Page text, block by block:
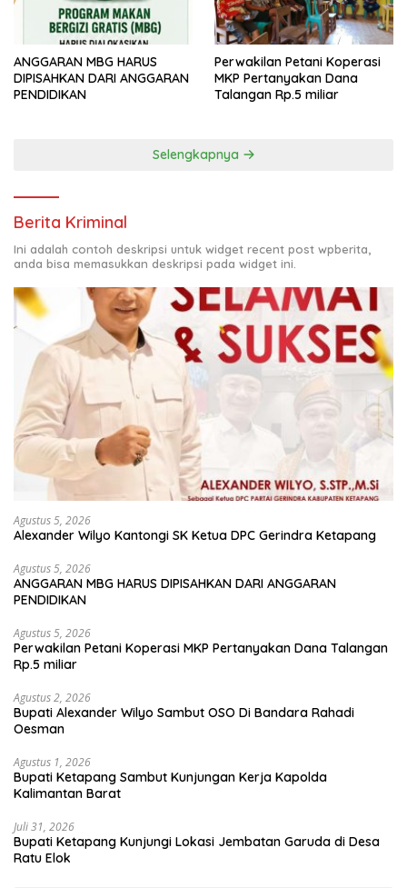
ANGGARAN MBG HARUS
DIPISAHKAN DARI ANGGARAN
PENDIDIKAN
Perwakilan Petani Koperasi
MKP Pertanyakan Dana
Talangan Rp.5 miliar
Selengkapnya
Berita Kriminal
Ini adalah contoh deskripsi untuk widget recent post wpberita,
anda bisa memasukkan deskripsi pada widget ini.
Agustus 5, 2026
Alexander Wilyo Kantongi SK Ketua DPC Gerindra Ketapang
Agustus 5, 2026
ANGGARAN MBG HARUS DIPISAHKAN DARI ANGGARAN
PENDIDIKAN
Agustus 5, 2026
Perwakilan Petani Koperasi MKP Pertanyakan Dana Talangan
Rp.5 miliar
Agustus 2, 2026
Bupati Alexander Wilyo Sambut OSO Di Bandara Rahadi
Oesman
Agustus 1, 2026
Bupati Ketapang Sambut Kunjungan Kerja Kapolda
Kalimantan Barat
Juli 31, 2026
Bupati Ketapang Kunjungi Lokasi Jembatan Garuda di Desa
Ratu Elok